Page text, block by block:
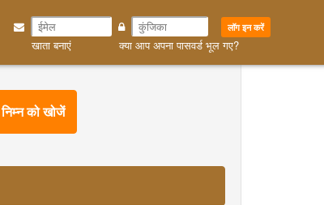
लॉग इन करें
खाता बनाएं क्या आप अपना पासवर्ड भूल गए?
निम्न को खोजें